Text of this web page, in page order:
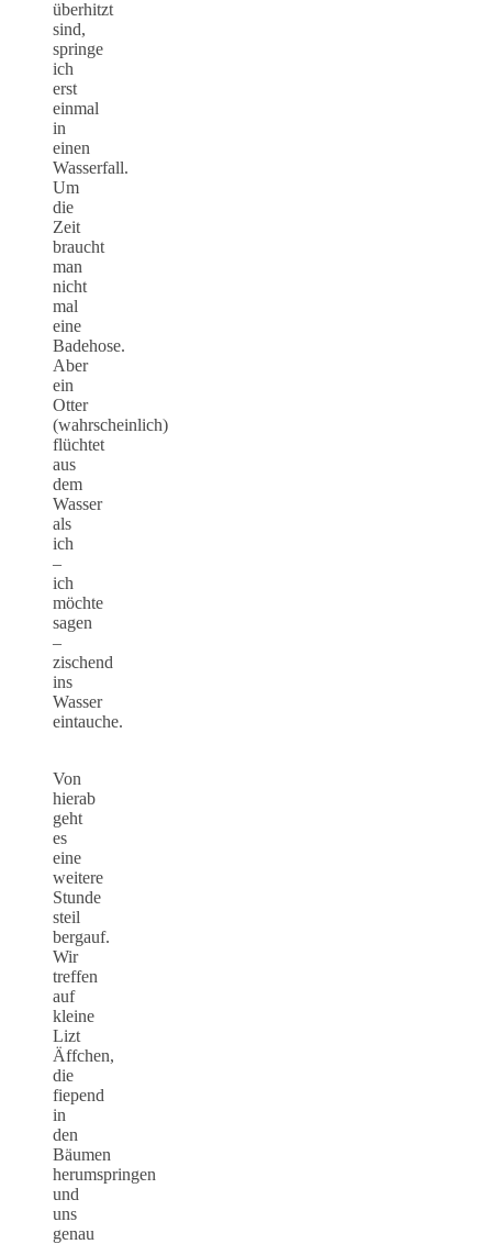
überhitzt
sind,
springe
ich
erst
einmal
in
einen
Wasserfall.
Um
die
Zeit
braucht
man
nicht
mal
eine
Badehose.
Aber
ein
Otter
(wahrscheinlich)
flüchtet
aus
dem
Wasser
als
ich
–
ich
möchte
sagen
–
zischend
ins
Wasser
eintauche.
Von
hierab
geht
es
eine
weitere
Stunde
steil
bergauf.
Wir
treffen
auf
kleine
Lizt
Äffchen,
die
fiepend
in
den
Bäumen
herumspringen
und
uns
genau